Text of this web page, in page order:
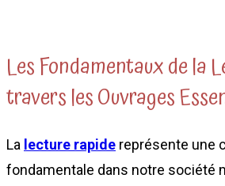
Les Fondamentaux de la
travers les Ouvrages
La lecture rapide représente une
fondamentale dans notre société